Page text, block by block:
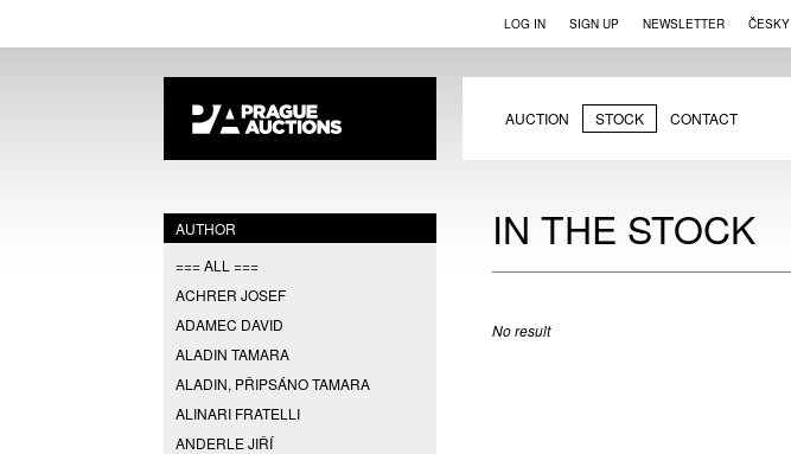
LOG IN SIGN UP NEWSLETTER ČESKY
AUCTION STOCK CONTACT
AUTHOR
=== ALL ===
ACHRER JOSEF
ADAMEC DAVID
ALADIN TAMARA
ALADIN, PŘIPSÁNO TAMARA
ALINARI FRATELLI
ANDERLE JIŘÍ
IN THE STOCK
No result